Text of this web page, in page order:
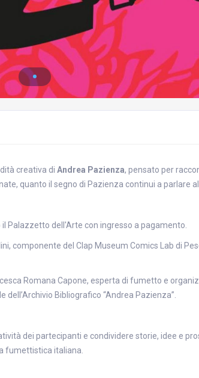
creativa di Andrea Pazienza, pensato per
quanto il segno di Pazienza continui a parlare al
il Palazzetto dell'Arte con ingresso a pagamento.
componente del Clap Museum Comics Lab di
Romana Capone, esperta di fumetto e
Bibliografico “Andrea Pazienza”.
dei partecipanti e condividere storie, idee e
fumettistica italiana.